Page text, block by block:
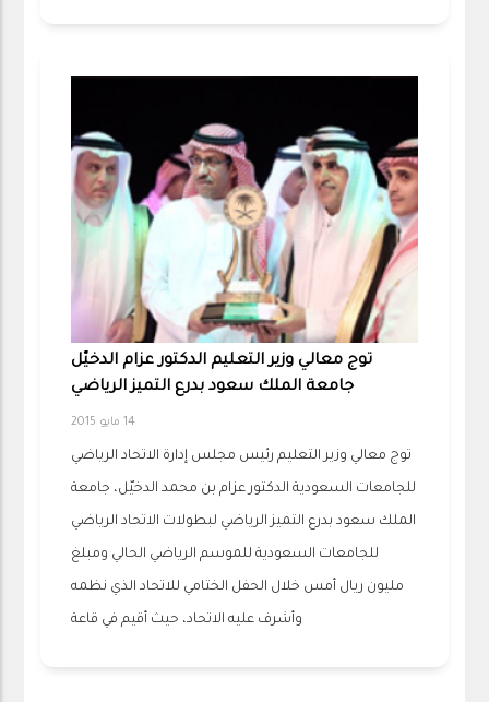
توج معالي وزير التعليم الدكتور عزام الدخيّل
جامعة الملك سعود بدرع التميز الرياضي
14 مايو 2015
توج معالي وزير التعليم رئيس مجلس إدارة الاتحاد الرياضي
للجامعات السعودية الدكتور عزام بن محمد الدخيّل، جامعة
الملك سعود بدرع التميز الرياضي لبطولات الاتحاد الرياضي
للجامعات السعودية للموسم الرياضي الحالي ومبلغ
مليون ريال أمس خلال الحفل الختامي للاتحاد الذي نظمه
وأشرف عليه الاتحاد، حيث أقيم في قاعة